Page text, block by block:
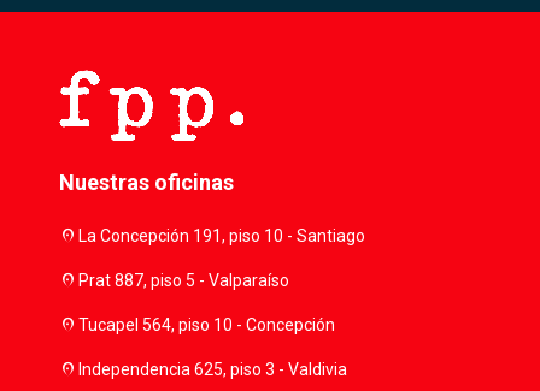
Nuestras oficinas
location_onLa Concepción 191, piso 10 - Santiago
location_onPrat 887, piso 5 - Valparaíso
location_onTucapel 564, piso 10 - Concepción
location_onIndependencia 625, piso 3 - Valdivia